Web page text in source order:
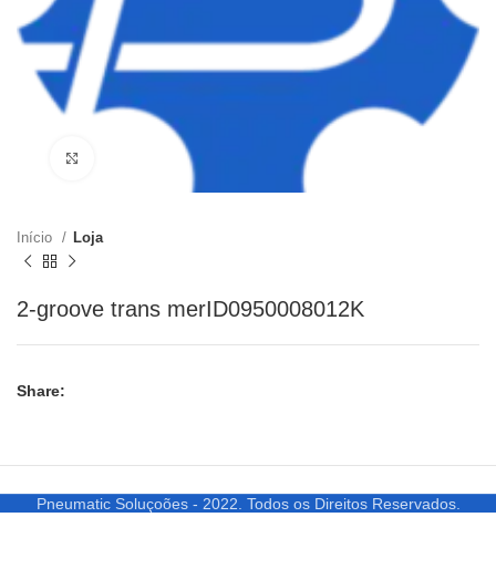
Clique para ampliar
Início Loja
2-groove trans merID0950008012K
Share:
Pneumatic Soluçoões - 2022. Todos os Direitos Reservados.